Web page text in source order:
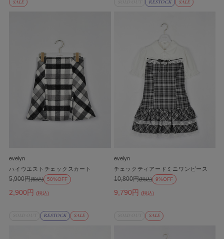
SALE
evelyn
ハイウエストチェックスカート
2,900円 (税込)
5,900円(税込) 50%OFF
RESTOCK SALE
evelyn
チェックティアードミニワンピース
9,790円 (税込)
10,800円(税込) 9%OFF
RESTOCK SALE SALE